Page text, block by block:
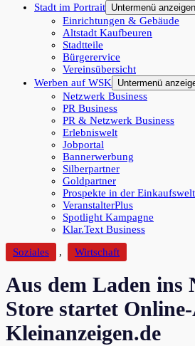
Stadt im Portrait Untermenü anzeigen
Einrichtungen & Gebäude
Altstadt Kaufbeuren
Stadtteile
Bürgerervice
Vereinsübersicht
Werben auf WSK
Untermenü
Netzwerk Business
PR Business
PR & Netzwerk Business
Erlebniswelt
Jobportal
Bannerwerbung
Silberpartner
Goldpartner
Prospekte in der Einkaufswelt
VeranstalterPlus
Spotlight Kampagne
Klar.Text Business
Soziales
, Wirtschaft
Aus dem Laden ins
Store startet
Kleinanzeigen.de